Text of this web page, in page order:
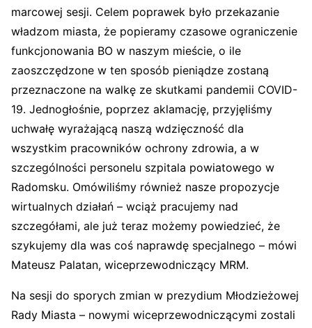
marcowej sesji. Celem poprawek było przekazanie
władzom miasta, że popieramy czasowe ograniczenie
funkcjonowania BO w naszym mieście, o ile
zaoszczędzone w ten sposób pieniądze zostaną
przeznaczone na walkę ze skutkami pandemii COVID-
19. Jednogłośnie, poprzez aklamację, przyjęliśmy
uchwałę wyrażającą naszą wdzięczność dla
wszystkim pracowników ochrony zdrowia, a w
szczególności personelu szpitala powiatowego w
Radomsku. Omówiliśmy również nasze propozycje
wirtualnych działań – wciąż pracujemy nad
szczegółami, ale już teraz możemy powiedzieć, że
szykujemy dla was coś naprawdę specjalnego – mówi
Mateusz Palatan, wiceprzewodniczący MRM.
Na sesji do sporych zmian w prezydium Młodzieżowej
Rady Miasta – nowymi wiceprzewodniczącymi zostali